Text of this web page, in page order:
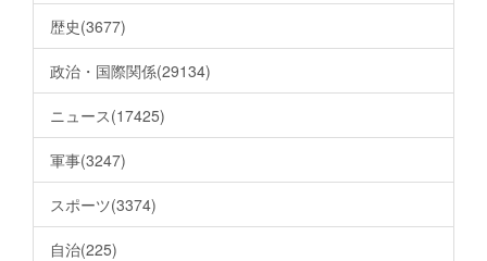
歴史(3677)
政治・国際関係(29134)
ニュース(17425)
軍事(3247)
スポーツ(3374)
自治(225)